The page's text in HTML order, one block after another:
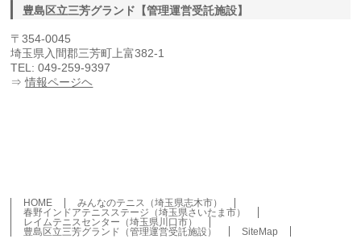
豊島区立三芳グランド【管理運営受託施設】
〒354-0045
埼玉県入間郡三芳町上富382-1
TEL: 049-259-9397
⇒情報ページヘ
HOME
みんなのテニス（埼玉県志木市）
春野インドアテニスステージ（埼玉県さいたま市）
レイムテニスセンター（埼玉県川口市）
豊島区立三芳グランド（管理運営受託施設）
SiteMap